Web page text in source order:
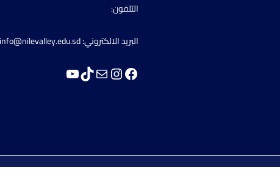
التلفون:
البريد الالكتروني: info@nilevalley.edu.sd